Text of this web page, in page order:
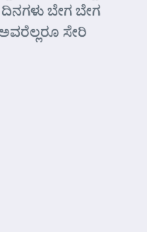
ಬೇಗ ಬೇಗ
ಸೇರಿ